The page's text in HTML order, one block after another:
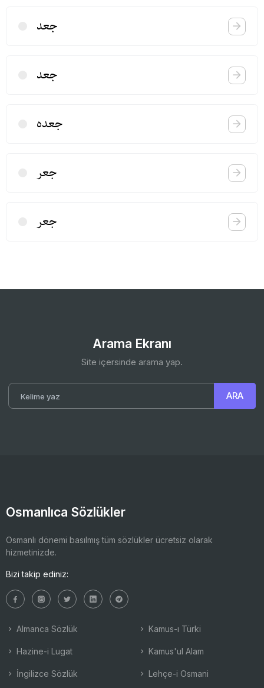
جعد
جعد
جعده
جعر
جعر
Arama Ekranı
Site içersinde arama yap.
Osmanlıca Sözlükler
Osmanlı dönemi basılmış tüm sözlükler ücretsiz olarak
hizmetinizde.
Bizi takip ediniz:
Almanca Sözlük
Hazine-i Lugat
İngilizce Sözlük
Kamus-ı Türki
Kamus'ul Alam
Lehçe-i Osmani